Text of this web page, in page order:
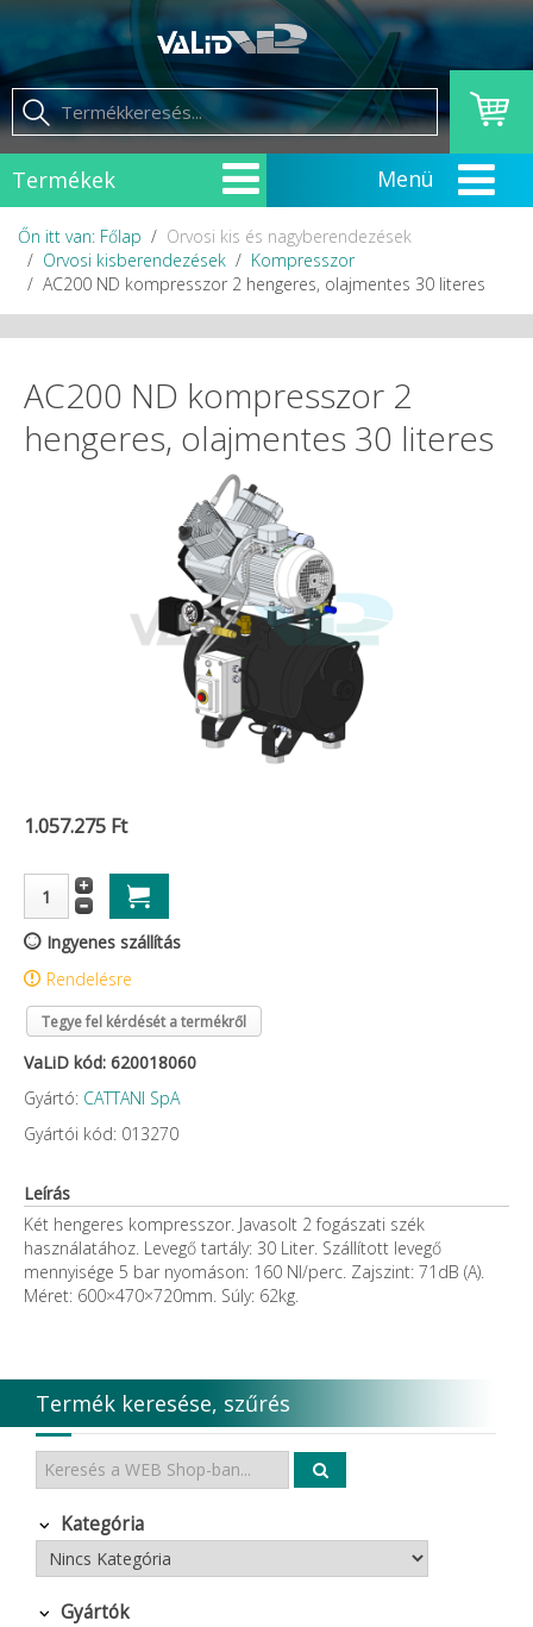
Termékek
Őn itt van: Főlap
Orvosi kis és nagyberendezések
Orvosi kisberendezések
Kompresszor
AC200 ND kompresszor 2 hengeres, olajmentes 30 literes
AC200 ND kompresszor 2
hengeres, olajmentes 30 literes
1.057.275 Ft
Ingyenes szállítás
Rendelésre
Tegye fel kérdését a termékről
VaLiD kód: 620018060
Gyártó: CATTANI SpA
Gyártói kód: 013270
Leírás
Két hengeres kompresszor. Javasolt 2 fogászati szék
használatához. Levegő tartály: 30 Liter. Szállított levegő
mennyisége 5 bar nyomáson: 160 Nl/perc. Zajszint: 71dB (A).
Méret: 600×470×720mm. Súly: 62kg.
Termék keresése, szűrés
Kategória
Gyártók